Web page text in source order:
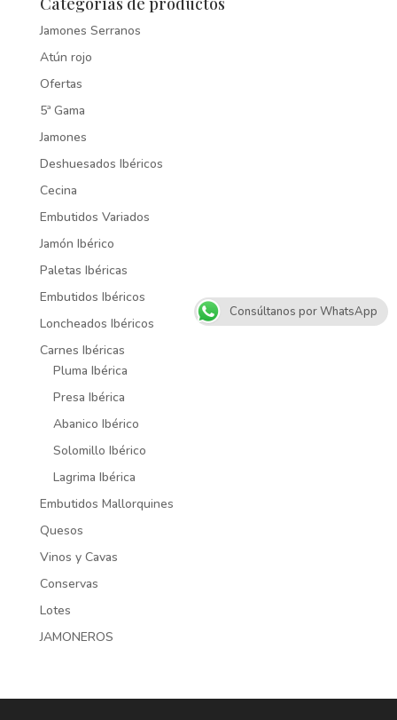
Jamones Serranos
Atún rojo
Ofertas
5ª Gama
Jamones
Deshuesados Ibéricos
Cecina
Embutidos Variados
Jamón Ibérico
Paletas Ibéricas
Embutidos Ibéricos
Loncheados Ibéricos
Carnes Ibéricas
Pluma Ibérica
Presa Ibérica
Abanico Ibérico
Solomillo Ibérico
Lagrima Ibérica
Embutidos Mallorquines
Quesos
Vinos y Cavas
Conservas
Lotes
JAMONEROS
Consúltanos por WhatsApp